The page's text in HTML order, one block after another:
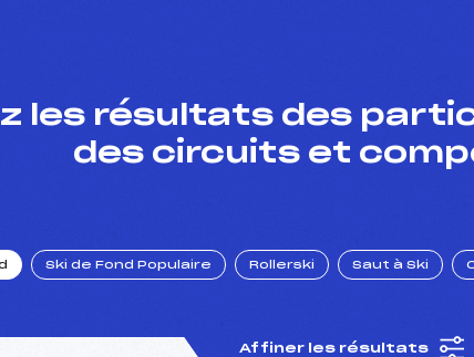
les résultats des
des circuits et
Ski de Fond Populaire Rollerski Saut à Ski
Affiner les résultats